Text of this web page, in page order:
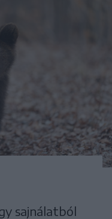
sajnálatból